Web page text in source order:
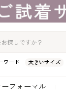
ワード 大きいサイズ
ーフォーマル